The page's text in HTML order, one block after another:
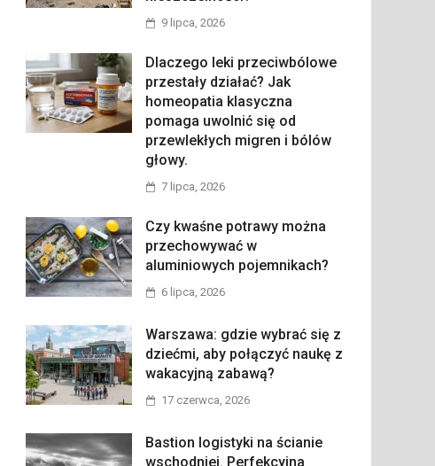
9 lipca, 2026
Dlaczego leki przeciwbólowe
przestały działać? Jak
homeopatia klasyczna
pomaga uwolnić się od
przewlekłych migren i bólów
głowy.
7 lipca, 2026
Czy kwaśne potrawy można
przechowywać w
aluminiowych pojemnikach?
6 lipca, 2026
Warszawa: gdzie wybrać się z
dziećmi, aby połączyć naukę z
wakacyjną zabawą?
17 czerwca, 2026
Bastion logistyki na ścianie
wschodniej. Perfekcyjna